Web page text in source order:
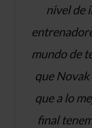
nivel de
mundo de
que
que a lo
final